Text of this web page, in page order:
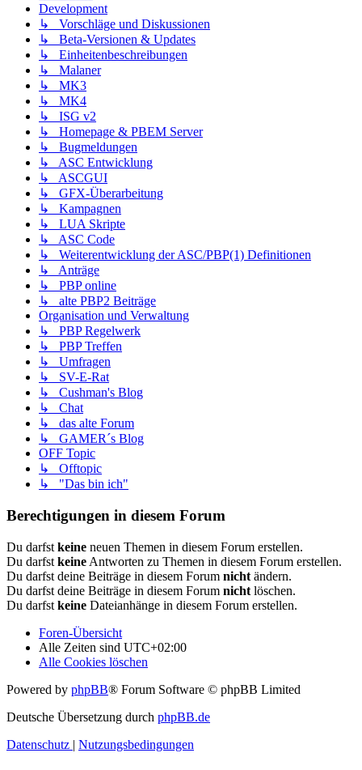
Development
↳ Vorschläge und Diskussionen
↳ Beta-Versionen & Updates
↳ Einheitenbeschreibungen
↳ Malaner
↳ MK3
↳ MK4
↳ ISG v2
↳ Homepage & PBEM Server
↳ Bugmeldungen
↳ ASC Entwicklung
↳ ASCGUI
↳ GFX-Überarbeitung
↳ Kampagnen
↳ LUA Skripte
↳ ASC Code
↳ Weiterentwicklung der ASC/PBP(1) Definitionen
↳ Anträge
↳ PBP online
↳ alte PBP2 Beiträge
Organisation und Verwaltung
↳ PBP Regelwerk
↳ PBP Treffen
↳ Umfragen
↳ SV-E-Rat
↳ Cushman's Blog
↳ Chat
↳ das alte Forum
↳ GAMER´s Blog
OFF Topic
↳ Offtopic
↳ "Das bin ich"
Berechtigungen in diesem Forum
Du darfst keine neuen Themen in diesem Forum erstellen.
Du darfst keine Antworten zu Themen in diesem Forum erstellen.
Du darfst deine Beiträge in diesem Forum nicht ändern.
Du darfst deine Beiträge in diesem Forum nicht löschen.
Du darfst keine Dateianhänge in diesem Forum erstellen.
Foren-Übersicht
Alle Zeiten sind UTC+02:00
Alle Cookies löschen
Powered by phpBB® Forum Software © phpBB Limited
Deutsche Übersetzung durch phpBB.de
Datenschutz | Nutzungsbedingungen